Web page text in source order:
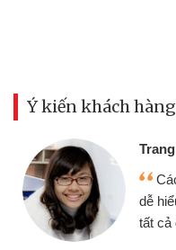
Ý kiến khách hàng
thân thiện,
chóng
tốt